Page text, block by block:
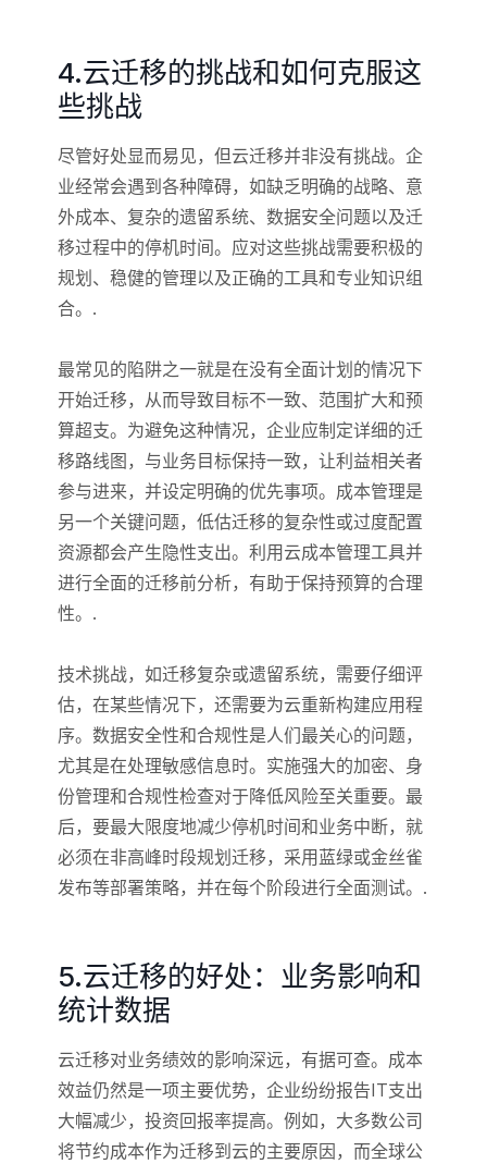
4.云迁移的挑战和如何克服这
些挑战
尽管好处显而易见，但云迁移并非没有挑战。企
业经常会遇到各种障碍，如缺乏明确的战略、意
外成本、复杂的遗留系统、数据安全问题以及迁
移过程中的停机时间。应对这些挑战需要积极的
规划、稳健的管理以及正确的工具和专业知识组
合。.
最常见的陷阱之一就是在没有全面计划的情况下
开始迁移，从而导致目标不一致、范围扩大和预
算超支。为避免这种情况，企业应制定详细的迁
移路线图，与业务目标保持一致，让利益相关者
参与进来，并设定明确的优先事项。成本管理是
另一个关键问题，低估迁移的复杂性或过度配置
资源都会产生隐性支出。利用云成本管理工具并
进行全面的迁移前分析，有助于保持预算的合理
性。.
技术挑战，如迁移复杂或遗留系统，需要仔细评
估，在某些情况下，还需要为云重新构建应用程
序。数据安全性和合规性是人们最关心的问题，
尤其是在处理敏感信息时。实施强大的加密、身
份管理和合规性检查对于降低风险至关重要。最
后，要最大限度地减少停机时间和业务中断，就
必须在非高峰时段规划迁移，采用蓝绿或金丝雀
发布等部署策略，并在每个阶段进行全面测试。.
5.云迁移的好处：业务影响和
统计数据
云迁移对业务绩效的影响深远，有据可查。成本
效益仍然是一项主要优势，企业纷纷报告IT支出
大幅减少，投资回报率提高。例如，大多数公司
将节约成本作为迁移到云的主要原因，而全球公